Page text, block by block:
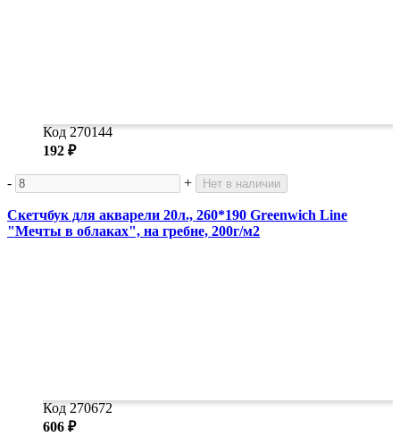
Код 270144
192 ₽
- + Нет в наличии
Скетчбук для акварели 20л., 260*190 Greenwich Line
"Мечты в облаках", на гребне, 200г/м2
Код 270672
606 ₽